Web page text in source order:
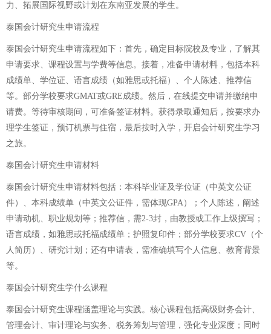
力、拓展国际视野或计划在东南亚发展的学生。
泰国会计研究生申请流程
泰国会计研究生申请流程如下：首先，确定目标院校及专业，了解其
申请要求、课程设置与学费等信息。接着，准备申请材料，包括本科
成绩单、学位证、语言成绩（如雅思或托福）、个人陈述、推荐信
等。部分学校要求GMAT或GRE成绩。然后，在线提交申请并缴纳申
请费。等待审核期间，可准备签证材料。获得录取通知后，按要求办
理学生签证，预订机票与住宿，最后按时入学，开启会计研究生学习
之旅。
泰国会计研究生申请材料
泰国会计研究生申请材料包括：本科毕业证及学位证（中英文公证
件）、本科成绩单（中英文公证件，需体现GPA）；个人陈述，阐述
申请动机、职业规划等；推荐信，需2-3封，由教授或工作上级撰写；
语言成绩，如雅思或托福成绩单；护照复印件；部分学校要求CV（个
人简历）、研究计划；还有申请表，需准确填写个人信息、教育背景
等。
泰国会计研究生学什么课程
泰国会计研究生课程涵盖理论与实践。核心课程包括高级财务会计、
管理会计、审计理论与实务、税务筹划与管理，强化专业深度；同时